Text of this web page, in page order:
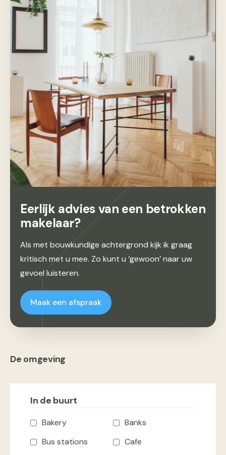
Eerlijk advies van een betrokken
makelaar?
Als met bouwkundige achtergrond kijk ik graag
kritisch met u mee. Zo kunt u ‘gewoon’ naar uw
gevoel luisteren.
Maak een afspraak
De omgeving
In de buurt
Bakery
Banks
Bus stations
Cafe